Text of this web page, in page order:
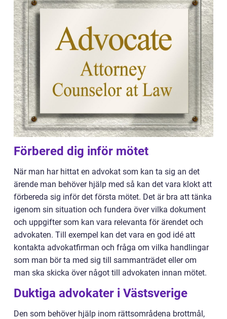
Förbered dig inför mötet
När man har hittat en advokat som kan ta sig an det
ärende man behöver hjälp med så kan det vara klokt att
förbereda sig inför det första mötet. Det är bra att tänka
igenom sin situation och fundera över vilka dokument
och uppgifter som kan vara relevanta för ärendet och
advokaten. Till exempel kan det vara en god idé att
kontakta advokatfirman och fråga om vilka handlingar
som man bör ta med sig till sammanträdet eller om
man ska skicka över något till advokaten innan mötet.
Duktiga advokater i Västsverige
Den som behöver hjälp inom rättsområdena brottmål,